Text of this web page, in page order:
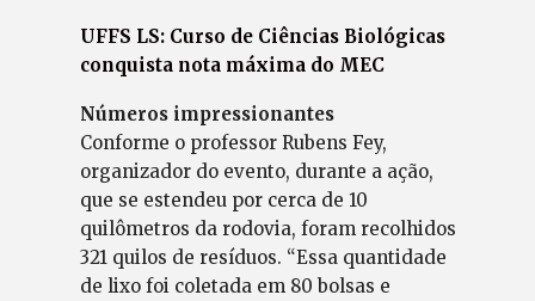
UFFS LS: Curso de Ciências Biológicas
conquista nota máxima do MEC
Números impressionantes
Conforme o professor Rubens Fey,
organizador do evento, durante a ação,
que se estendeu por cerca de 10
quilômetros da rodovia, foram recolhidos
321 quilos de resíduos. “Essa quantidade
de lixo foi coletada em 80 bolsas e